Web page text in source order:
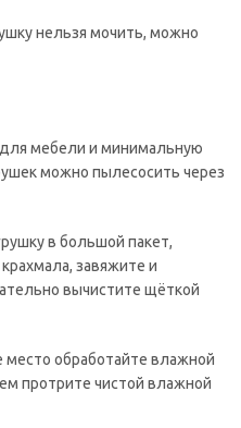
нельзя мочить, можно
мебели и минимальную
можно пылесосить через
в большой пакет,
завяжите и
вычистите щёткой
место обработайте влажной
протрите чистой влажной